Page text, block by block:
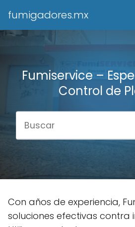
fumigadores.mx
Fumiservice –
Control de
Con años de experiencia,
soluciones efectivas contra